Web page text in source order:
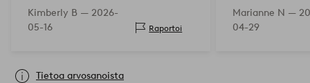
Kimberly B — 2026-
05-16
Raportoi
Marianne N —
04-29
Tietoa arvosanoista